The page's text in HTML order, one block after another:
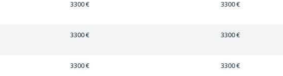
3300 € 3300 €
3300 € 3300 €
3300 € 3300 €